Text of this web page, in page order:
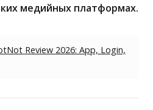
медийных платформах.
Review 2026: App, Login,